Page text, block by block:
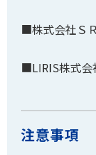
■株式会社Ｓ
■LIRIS株式会
注意事項